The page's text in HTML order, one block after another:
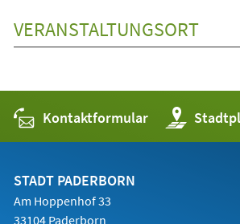
VERANSTALTUNGSORT
Kontaktformular (Öffnet
in
einem
STADT PADERBORN
Am Hoppenhof 33
33104 Paderborn